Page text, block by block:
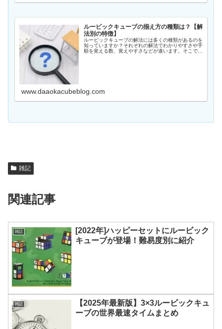
ルービックキューブの揃え方の種類は？【解
法別の特徴】
ルービックキューブの解法には多くの種類があるのを
知っていますか？それぞれの解法でわかりやすさや手
順を覚える数、覚えやすさなどが違います。そこで今
www.daaokacubeblog.com
雑記
関連記事
雑記
[2022年]ハッピーセットにルービック
キューブが登場！難易度別に紹介
雑記
【2025年最新版】3×3ルービックキュ
ーブの世界最速タイムまとめ